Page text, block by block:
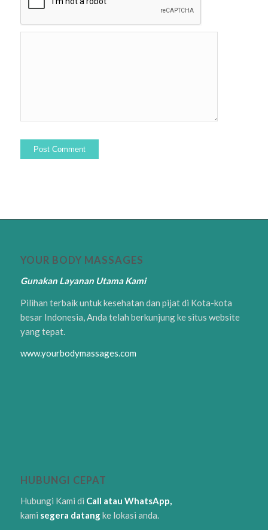
YOUR BODY MASSAGES
Gunakan Layanan Utama Kami
Pilihan terbaik untuk kesehatan dan pijat di Kota-kota
besar Indonesia, Anda telah berkunjung ke situs website
yang tepat.
www.yourbodymassages.com
HUBUNGI CEPAT
Hubungi Kami di Call atau WhatsApp,
kami segera datangke lokasi anda.